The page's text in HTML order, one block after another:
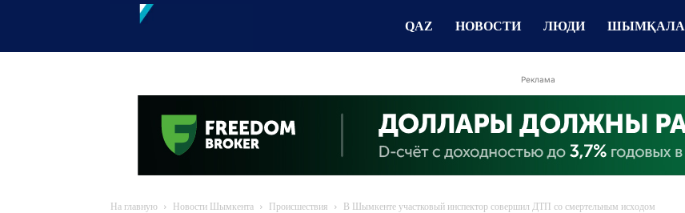
QAZ НОВОСТИ ЛЮДИ ШЫМҚАЛА
Реклама
На главную Новости Шымкента Происшествия В Шымкенте участковый инспектор совершил ДТП со смертельным исходом